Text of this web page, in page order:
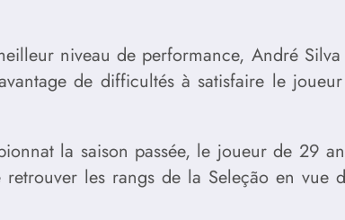
niveau de performance, André
de difficultés à satisfaire le
la saison passée, le joueur de 29
les rangs de la Seleção en vue